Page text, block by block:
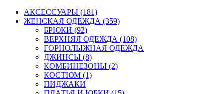
АКСЕССУАРЫ (181)
ЖЕНСКАЯ ОДЕЖДА (359)
БРЮКИ (92)
ВЕРХНЯЯ ОДЕЖДА (108)
ГОРНОЛЫЖНАЯ ОДЕЖДА
ДЖИНСЫ (8)
КОМБИНЕЗОНЫ (2)
КОСТЮМ (1)
ПИДЖАКИ